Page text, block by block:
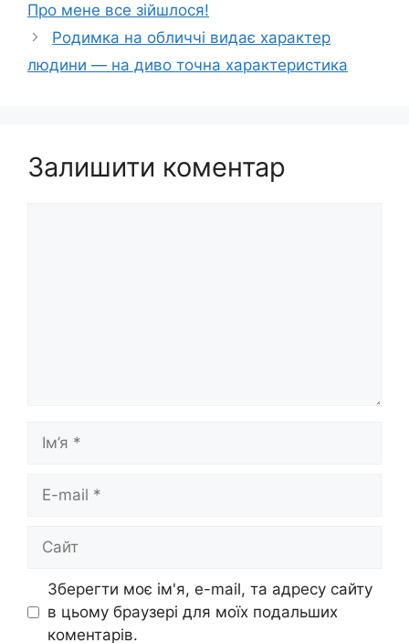
Про мене все зійшлося!
Родимка на обличчі видає характер
людини — на диво точна характеристика
Залишити коментар
Ім’я
Сайт
Зберегти моє ім'я, e-mail, та адресу сайту
в цьому браузері для моїх подальших
коментарів.